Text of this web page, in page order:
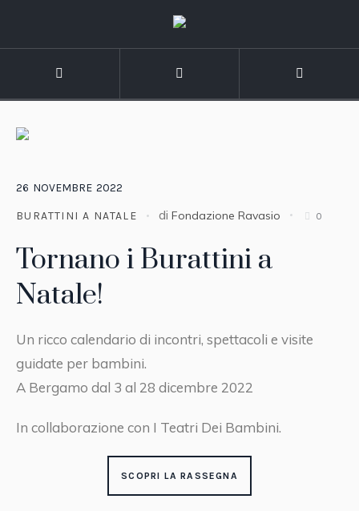
26 NOVEMBRE 2022
BURATTINI A NATALE diFondazione Ravasio 0
Tornano i Burattini a
Natale!
Un ricco calendario di incontri, spettacoli e visite
guidate per bambini.
A Bergamo dal 3 al 28 dicembre 2022
In collaborazione con I Teatri Dei Bambini.
SCOPRI LA RASSEGNA